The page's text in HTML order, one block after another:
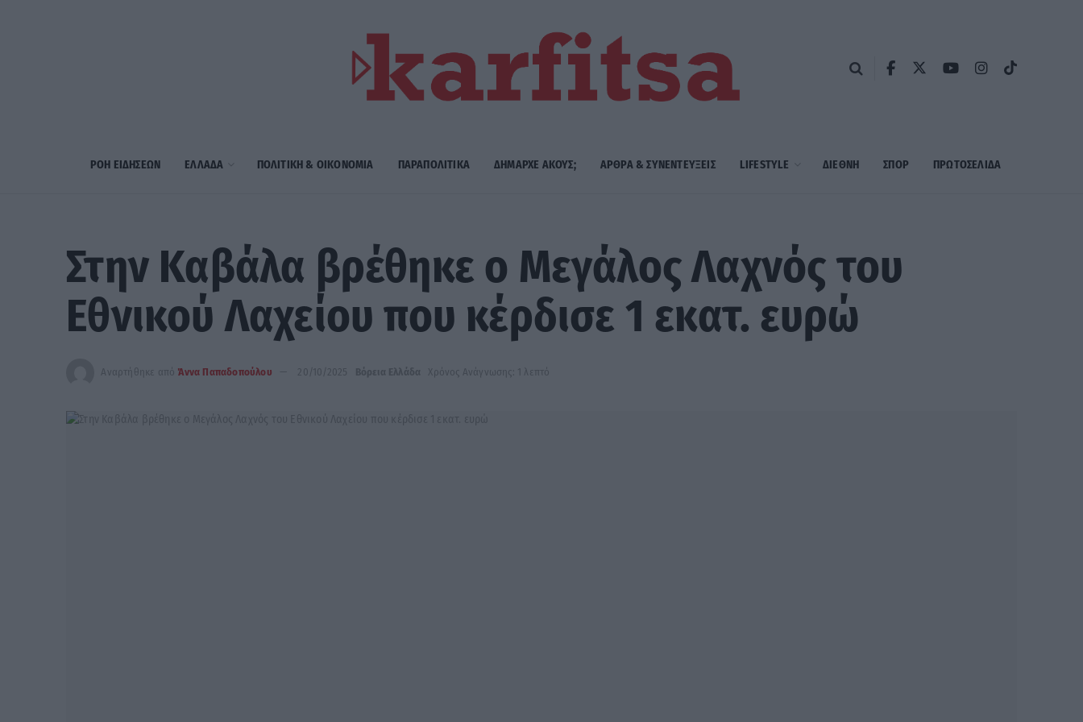
ΡΟΗ ΕΙΔΗΣΕΩΝ ΕΛΛΑΔΑ ΠΟΛΙΤΙΚΗ & ΟΙΚΟΝΟΜΙΑ ΠΑΡΑΠΟΛΙΤΙΚΑ ΔΗΜΑΡΧE ΑΚΟΥΣ; ΑΡΘΡΑ & ΣΥΝΕΝΤΕΥΞΕΙΣ LIFESTYLE ΔΙΕΘΝΗ ΣΠΟΡ ΠΡΩΤΟΣΈΛΙΔΑ
Στην Καβάλα βρέθηκε ο Μεγάλος Λαχνός του
Εθνικού Λαχείου που κέρδισε 1 εκατ. ευρώ
Αναρτήθηκε από Άννα Παπαδοπούλου 20/10/2025 Βόρεια Ελλάδα Χρόνος Ανάγνωσης: 1 λεπτό